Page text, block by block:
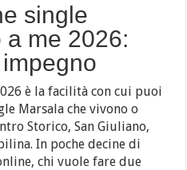
single
a me 2026:
è la facilità con cui puoi
Marsala che vivono o
Storico, San Giuliano,
In poche decine di
chi vuole fare due